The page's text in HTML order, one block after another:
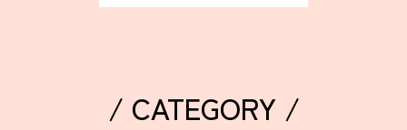
/ CATEGORY /